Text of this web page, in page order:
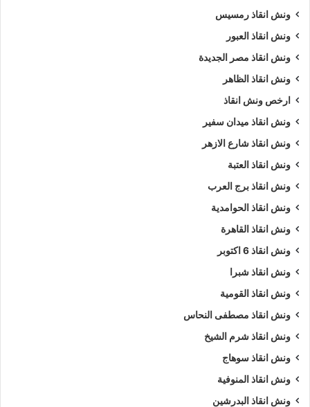
ونش في صلاح سالم
ونش انقاذ رمسيس
ونش انقاذ العبور
ونش انقاذ مصر الجديدة
ونش انقاذ الظاهر
ارخص ونش انقاذ
ونش انقاذ ميدان سفير
ونش انقاذ شارع الازهر
ونش انقاذ العتبة
ونش انقاذ برج العرب
ونش انقاذ الحوامدية
ونش انقاذ القاهرة
ونش انقاذ 6 اكتوبر
ونش انقاذ شبرا
ونش انقاذ القومية
ونش انقاذ مصطفى النحاس
ونش انقاذ شرم الشيخ
ونش انقاذ سوهاج
ونش انقاذ المنوفية
ونش انقاذ البدرشين